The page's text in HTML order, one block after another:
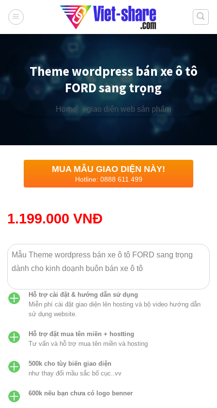
content
Theme wordpress bán xe ô tô
FORD sang trọng
Home giao diện web sản phẩm
MUA MẪU GIAO DIỆN NÀY!
Hotline: 0888 611 499
1.199.000 VNĐ
Mẫu Theme wordpress bán xe ô tô FORD sang trọng
dành cho kinh doạnh buôn bán xe ô tô
Hỗ trợ cài đặt & hướng dẫn sử dụng
Miễn phí cài đặt giao diện lên hosting và bộ video hướng dẫn
sử dụng website.
Hỗ trợ đặt mua tên miền + hostting
Tư vấn và hỗ trợ mua tên miền và hosting
500k cho tùy biến giao diện
như thay đổi mầu sắc bố cục..vv
600k nếu bạn chưa có logo benner